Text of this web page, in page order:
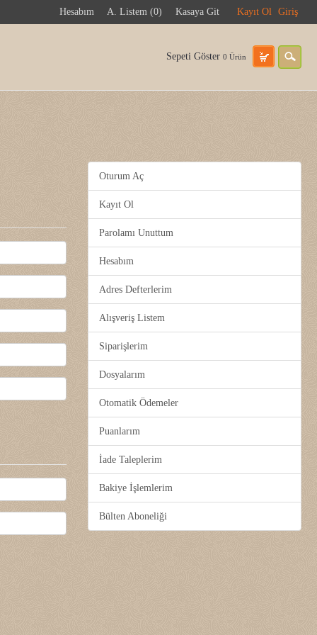
Kayıt Ol Giriş
Hesabım A. Listem (0) Kasaya Git
Sepeti Göster0 Ürün
Oturum Aç
Kayıt Ol
Parolamı Unuttum
Hesabım
Adres Defterlerim
Alışveriş Listem
Siparişlerim
Dosyalarım
Otomatik Ödemeler
Puanlarım
İade Taleplerim
Bakiye İşlemlerim
Bülten Aboneliği